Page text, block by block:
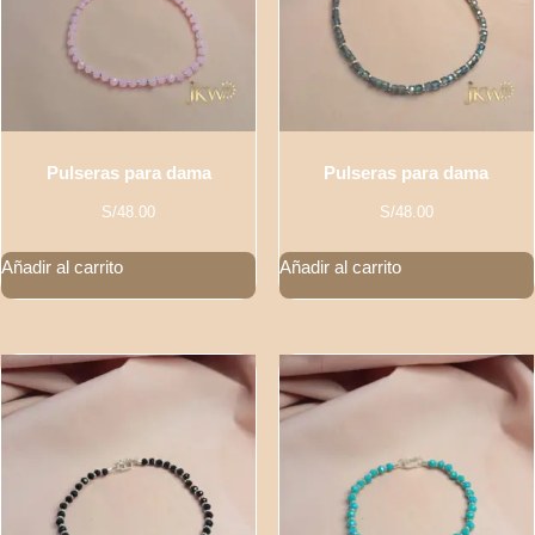
Pulseras para dama
S/48.00
Añadir al carrito
Pulseras para dama
S/48.00
Añadir al carrito